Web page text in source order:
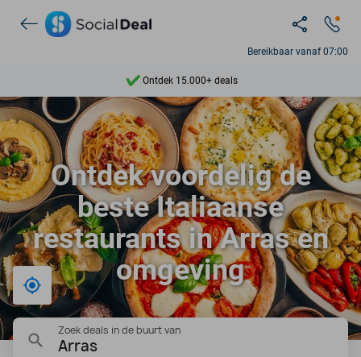
Bereikbaar vanaf 07:00
Ontdek 15.000+ deals
7 dagen per week beschikbaar
10+ miljoen leden
9,4
Ontdek 15.000+ deals
Ontdek voordelig de
beste Italiaanse
restaurants in Arras en
omgeving
Bij mij in de buurt
Zoek deals in de buurt van
Arras